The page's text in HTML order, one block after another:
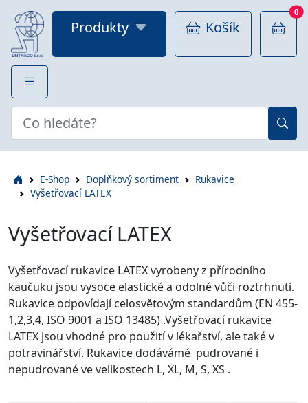
Produkty Košík
0
E-Shop Doplňkový sortiment
Rukavice
Vyšetřovací LATEX
Vyšetřovací LATEX
Vyšetřovací rukavice LATEX vyrobeny z přírodního
kaučuku jsou vysoce elastické a odolné vůči roztrhnutí.
Rukavice odpovídají celosvětovým standardům (EN 455-
1,2,3,4, ISO 9001 a ISO 13485) .Vyšetřovací rukavice
LATEX jsou vhodné pro použití v lékařství, ale také v
potravinářství. Rukavice dodávámé pudrované i
nepudrované ve velikostech L, XL, M, S, XS .